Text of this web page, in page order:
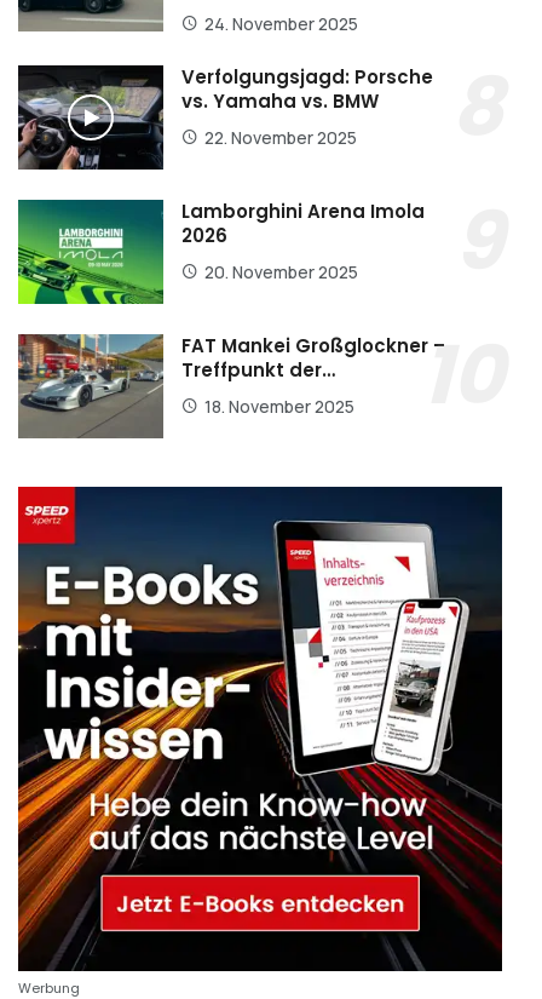
24. November 2025
Verfolgungsjagd: Porsche
vs. Yamaha vs. BMW
22. November 2025
Lamborghini Arena Imola
2026
20. November 2025
FAT Mankei Großglockner –
Treffpunkt der…
18. November 2025
Werbung